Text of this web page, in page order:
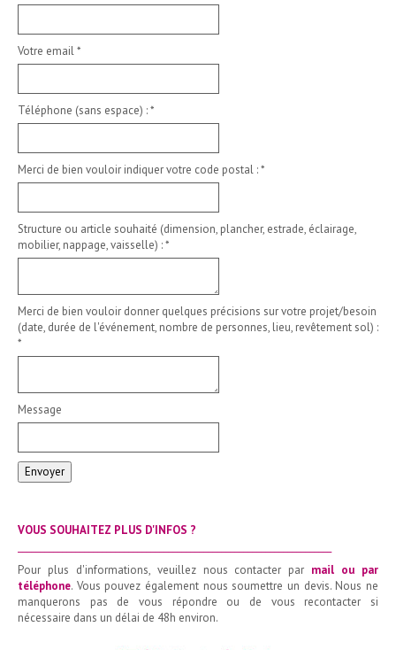
Votre email*
Téléphone (sans espace) :*
Merci de bien vouloir indiquer votre code postal :*
Structure ou article souhaité (dimension, plancher, estrade, éclairage,
mobilier, nappage, vaisselle) :*
Merci de bien vouloir donner quelques précisions sur votre projet/besoin
(date, durée de l'événement, nombre de personnes, lieu, revêtement sol) :
*
Message
Envoyer
VOUS SOUHAITEZ PLUS D'INFOS ?
Pour plus d'informations, veuillez nous contacter par mail ou par
téléphone. Vous pouvez également nous soumettre un devis. Nous ne
manquerons pas de vous répondre ou de vous recontacter si
nécessaire dans un délai de 48h environ.